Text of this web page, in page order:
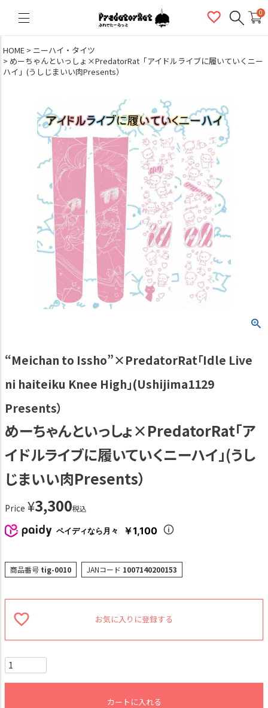
0
HOME
ニーハイ・タイツ
めーちゃんといっしょ×PredatorRat「アイドルライブに履いていくニー
ハイ」(うしじまいい肉Presents）
“Meichan to Issho”×PredatorRat「Idle Live
ni haiteiku Knee High」(Ushijima1129
Presents）
めーちゃんといっしょ×PredatorRat「ア
イドルライブに履いていくニーハイ」(うし
じまいい肉Presents）
Price ¥3,300税込
ペイディなら月々 ￥1,100
商品番号 tig-0010 JANコード 1007140200153
お気に入りに登録する
カートに入れる